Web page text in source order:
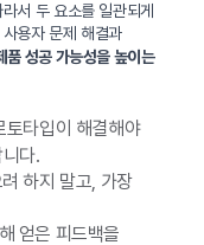
서 두 요소를 일관되게
용자 문제 해결과
품 성공 가능성을 높이는
토타입이 해결해야
다.
하지 말고, 가장
얻은 피드백을